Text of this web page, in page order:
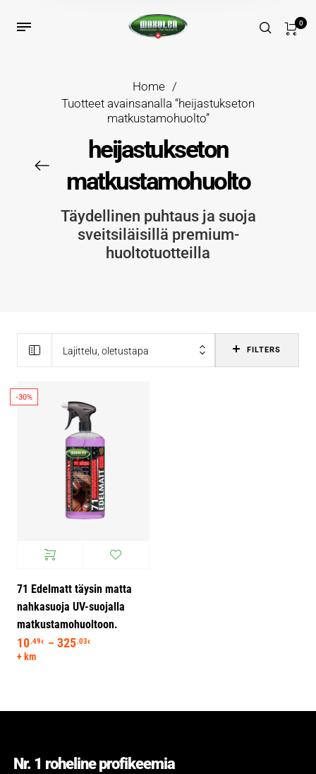
0
Home
/
Tuotteet avainsanalla “heijastukseton
matkustamohuolto”
heijastukseton
matkustamohuolto
Täydellinen puhtaus ja suoja
sveitsiläisillä premium-
huoltotuotteilla
Lajittelu, oletustapa FILTERS
-30%
71 Edelmatt täysin matta
nahkasuoja UV-suojalla
matkustamohuoltoon.
10.49€ – 325.03€
+ km
Nr. 1 roheline profikeemia